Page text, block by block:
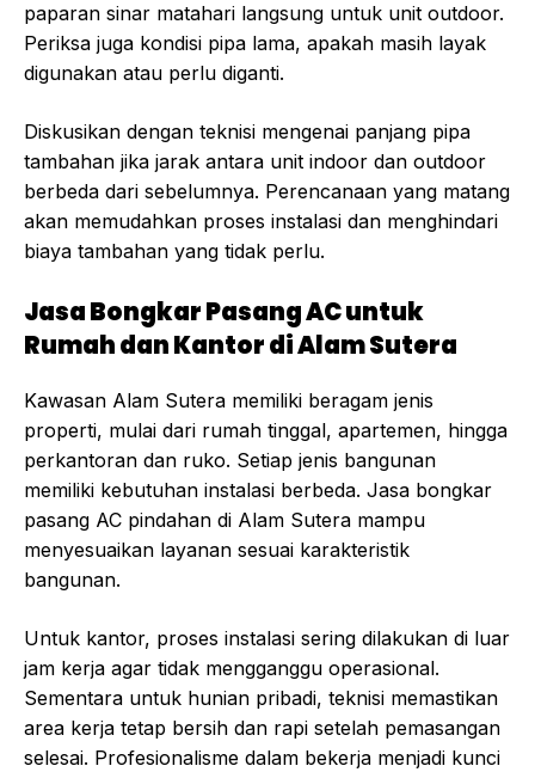
paparan sinar matahari langsung untuk unit outdoor.
Periksa juga kondisi pipa lama, apakah masih layak
digunakan atau perlu diganti.
Diskusikan dengan teknisi mengenai panjang pipa
tambahan jika jarak antara unit indoor dan outdoor
berbeda dari sebelumnya. Perencanaan yang matang
akan memudahkan proses instalasi dan menghindari
biaya tambahan yang tidak perlu.
Jasa Bongkar Pasang AC untuk
Rumah dan Kantor di Alam Sutera
Kawasan Alam Sutera memiliki beragam jenis
properti, mulai dari rumah tinggal, apartemen, hingga
perkantoran dan ruko. Setiap jenis bangunan
memiliki kebutuhan instalasi berbeda. Jasa bongkar
pasang AC pindahan di Alam Sutera mampu
menyesuaikan layanan sesuai karakteristik
bangunan.
Untuk kantor, proses instalasi sering dilakukan di luar
jam kerja agar tidak mengganggu operasional.
Sementara untuk hunian pribadi, teknisi memastikan
area kerja tetap bersih dan rapi setelah pemasangan
selesai. Profesionalisme dalam bekerja menjadi kunci